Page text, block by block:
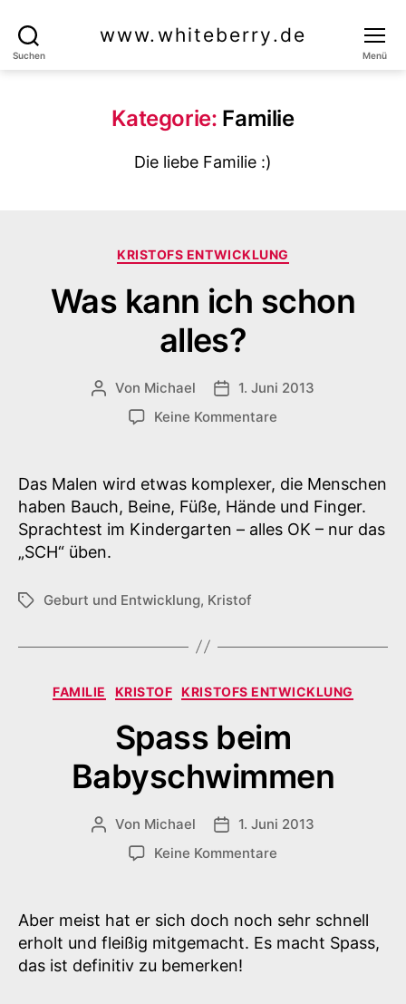
Suchen
www.whiteberry.de
Menü
Kategorie: Familie
Die liebe Familie :)
Kategorien
KRISTOFS ENTWICKLUNG
Was kann ich schon
alles?
Beitragsautor
Von Michael Veröffentlichungsdatum
1. Juni 2013
Keine Kommentare
ich
schon
alles?
Das Malen wird etwas komplexer, die Menschen
haben Bauch, Beine, Füße, Hände und Finger.
Sprachtest im Kindergarten – alles OK – nur das
„SCH“ üben.
Schlagwörter
Geburt und Entwicklung, Kristof
Kategorien
FAMILIE KRISTOF KRISTOFS ENTWICKLUNG
Spass beim
Babyschwimmen
Beitragsautor
Von Michael Veröffentlichungsdatum
1. Juni 2013
Keine Kommentare
Babyschwimmen
Aber meist hat er sich doch noch sehr schnell
erholt und fleißig mitgemacht. Es macht Spass,
das ist definitiv zu bemerken!